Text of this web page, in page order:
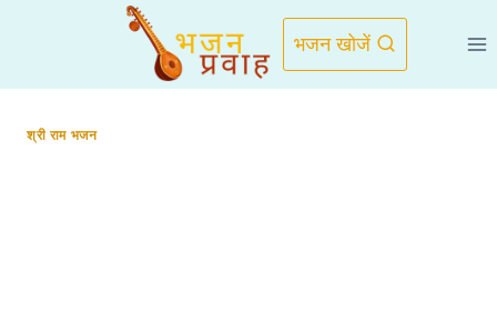
भजन खोजें
श्री राम भजन